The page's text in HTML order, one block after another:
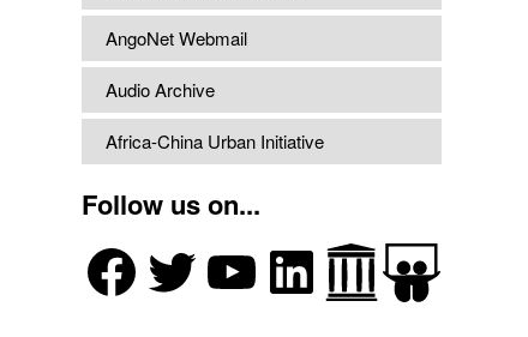
AngoNet Webmail
Audio Archive
Africa-China Urban Initiative
Follow us on...